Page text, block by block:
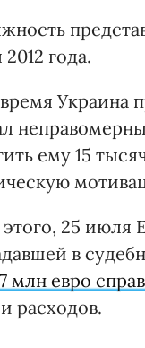
года.
Украина
ему 15
25 июля
в
млн евро
расходов.